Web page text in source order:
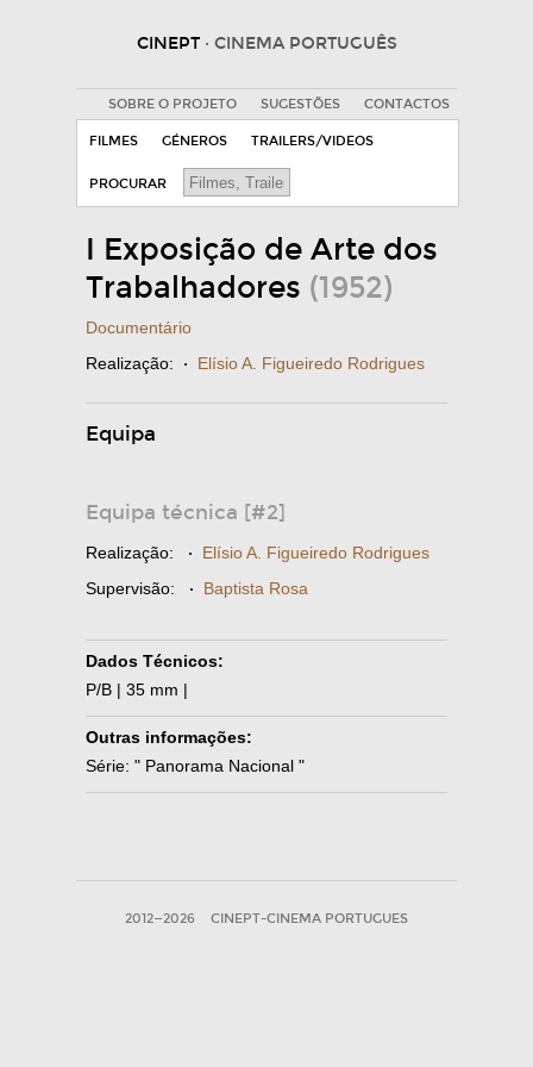
CINEPT · CINEMA PORTUGUÊS
SOBRE O PROJETO SUGESTÕES CONTACTOS
FILMES GÉNEROS TRAILERS/VIDEOS
PROCURAR
I Exposição de Arte dos
Trabalhadores (1952)
Documentário
Realização: · Elísio A. Figueiredo Rodrigues
Equipa
Equipa técnica [#2]
Realização: · Elísio A. Figueiredo Rodrigues
Supervisão: · Baptista Rosa
Dados Técnicos:
P/B | 35 mm |
Outras informações:
Série: " Panorama Nacional "
2012—2026 CINEPT-CINEMA PORTUGUES